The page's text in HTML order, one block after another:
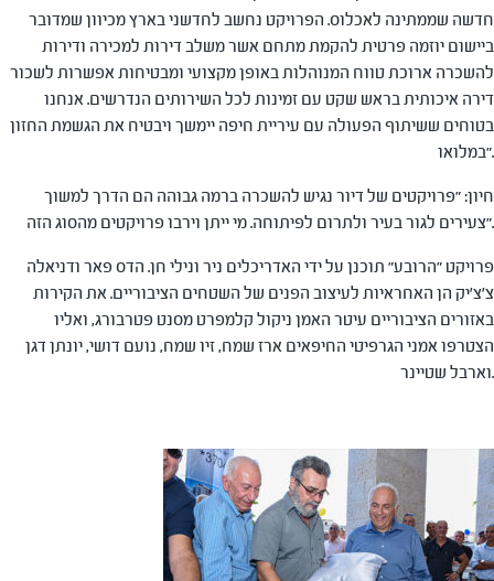
חדשה שממתינה לאכלוס. הפרויקט נחשב לחדשני בארץ מכיוון שמדובר
ביישום יוזמה פרטית להקמת מתחם אשר משלב דירות למכירה ודירות
להשכרה ארוכת טווח המנוהלות באופן מקצועי ומבטיחות אפשרות לשכור
דירה איכותית בראש שקט עם זמינות לכל השירותים הנדרשים. אנחנו
בטוחים ששיתוף הפעולה עם עיריית חיפה יימשך ויבטיח את הגשמת החזון
במלואו".
חיון: "פרויקטים של דיור נגיש להשכרה ברמה גבוהה הם הדרך למשוך
צעירים לגור בעיר ולתרום לפיתוחה. מי ייתן וירבו פרויקטים מהסוג הזה".
פרויקט "הרובע" תוכנן על ידי האדריכלים ניר ונילי חן. הדס פאר ודניאלה
צ'צ'יק הן האחראיות לעיצוב הפנים של השטחים הציבוריים. את הקירות
באזורים הציבוריים עיטר האמן ניקול קלמפרט מסנט פטרבורג, ואליו
הצטרפו אמני הגרפיטי החיפאים ארז שמח, זיו שמח, נועם דושי, יונתן דגן
וארבל שטיינר.